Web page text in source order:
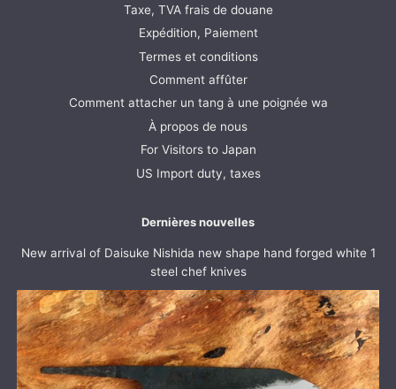
Taxe, TVA frais de douane
Expédition, Paiement
Termes et conditions
Comment affûter
Comment attacher un tang à une poignée wa
À propos de nous
For Visitors to Japan
US Import duty, taxes
Dernières nouvelles
New arrival of Daisuke Nishida new shape hand forged white 1
steel chef knives